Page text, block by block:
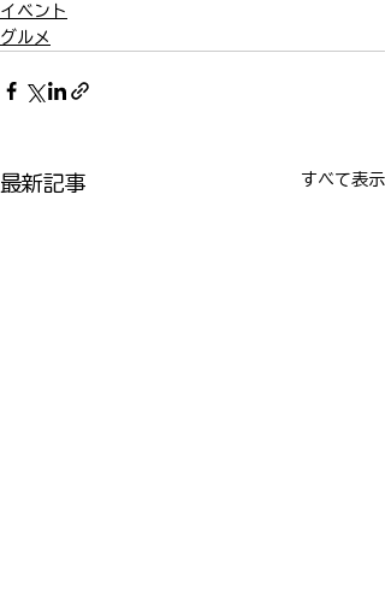
イベント
グルメ
最新記事 すべて表示